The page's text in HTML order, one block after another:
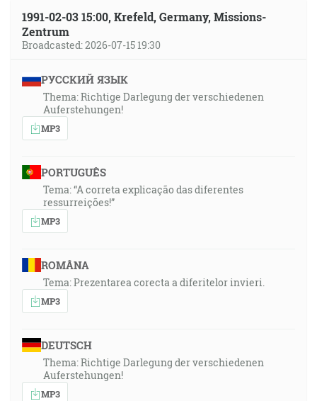
1991-02-03 15:00, Krefeld, Germany, Missions-
Zentrum
Broadcasted: 2026-07-15 19:30
РУССКИЙ ЯЗЫК
Thema: Richtige Darlegung der verschiedenen
Auferstehungen!
MP3
PORTUGUÊS
Tema: “A correta explicação das diferentes
ressurreições!”
MP3
ROMÂNA
Tema: Prezentarea corecta a diferitelor invieri.
MP3
DEUTSCH
Thema: Richtige Darlegung der verschiedenen
Auferstehungen!
MP3